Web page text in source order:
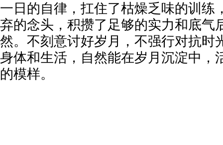
一日的自律，扛住了枯燥乏味的训练
弃的念头，积攒了足够的实力和底气
然。不刻意讨好岁月，不强行对抗时
身体和生活，自然能在岁月沉淀中，
的模样。